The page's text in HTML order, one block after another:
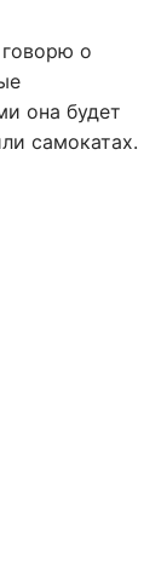
о
она будет
самокатах.